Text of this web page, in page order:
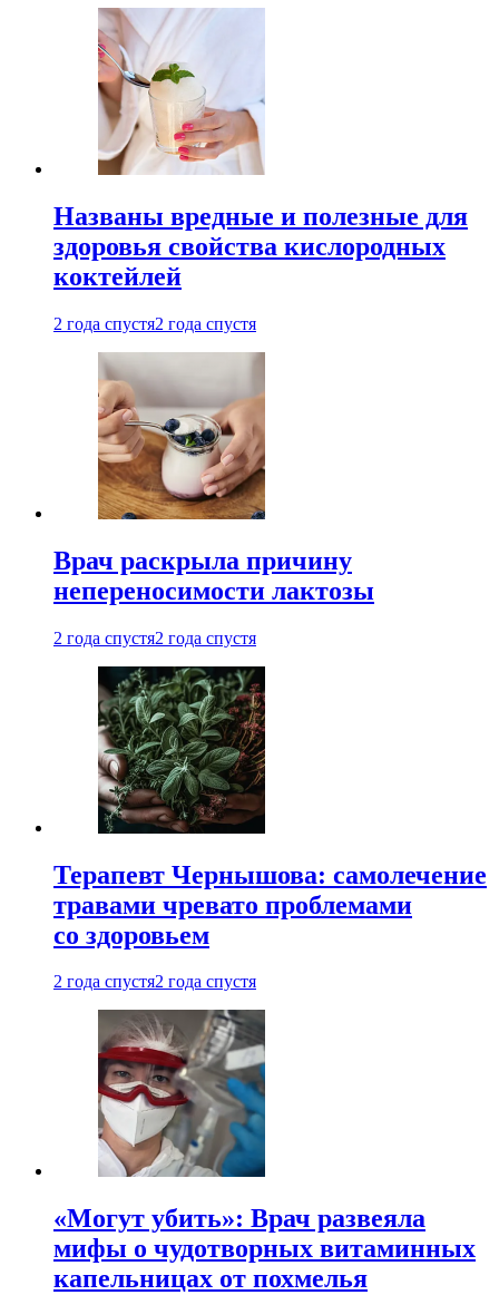
Названы вредные и полезные для
здоровья свойства кислородных
коктейлей
2 года спустя2 года спустя
Врач раскрыла причину
непереносимости лактозы
2 года спустя2 года спустя
Терапевт Чернышова: самолечение
травами чревато проблемами
со здоровьем
2 года спустя2 года спустя
«Могут убить»: Врач развеяла
мифы о чудотворных витаминных
капельницах от похмелья